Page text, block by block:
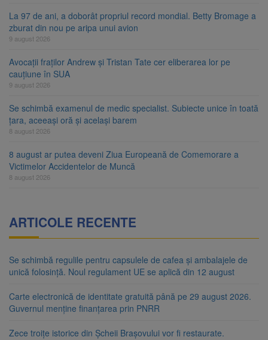
La 97 de ani, a doborât propriul record mondial. Betty Bromage a
zburat din nou pe aripa unui avion
9 august 2026
Avocații fraților Andrew și Tristan Tate cer eliberarea lor pe
cauțiune în SUA
9 august 2026
Se schimbă examenul de medic specialist. Subiecte unice în toată
țara, aceeași oră și același barem
8 august 2026
8 august ar putea deveni Ziua Europeană de Comemorare a
Victimelor Accidentelor de Muncă
8 august 2026
ARTICOLE RECENTE
Se schimbă regulile pentru capsulele de cafea și ambalajele de
unică folosință. Noul regulament UE se aplică din 12 august
Carte electronică de identitate gratuită până pe 29 august 2026.
Guvernul menține finanțarea prin PNRR
Zece troițe istorice din Șcheii Brașovului vor fi restaurate.